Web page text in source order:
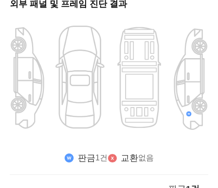
외부 패널 및 프레임 진단 결과
판금1건 교환없음